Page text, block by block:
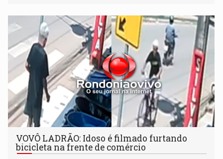
VOVÔ LADRÃO: Idoso é filmado furtando
bicicleta na frente de comércio